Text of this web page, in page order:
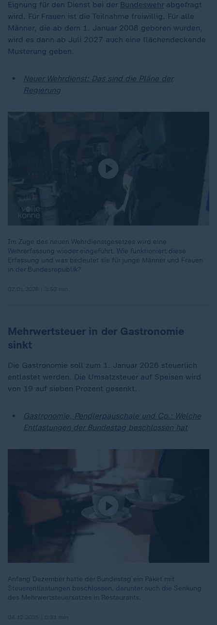
Eignung für den Dienst bei der Bundeswehr abgefragt
wird. Für Frauen ist die Teilnahme freiwillig. Für alle
Männer, die ab dem 1. Januar 2008 geboren wurden,
wird es dann ab Juli 2027 auch eine flächendeckende
Musterung geben.
Neuer Wehrdienst: Das sind die Pläne der
Regierung
Im Zuge des neuen Wehrdienstgesetzes wird eine
Wehrerfassung wieder eingeführt. Wie funktioniert diese
Erfassung und was bedeutet sie für junge Männer und Frauen
in der Bundesrepublik?
Mehrwertsteuer in der Gastronomie
sinkt
Die Gastronomie soll zum 1. Januar 2026 steuerlich
entlastet werden. Die Umsatzsteuer auf Speisen wird
von 19 auf sieben Prozent gesenkt.
Gastronomie, Pendlerpauschale und Co.: Welche
Entlastungen der Bundestag beschlossen hat
Anfang Dezember hatte der Bundestag ein Paket mit
Steuerentlastungen beschlossen, darunter auch die Senkung
des Mehrwertsteuersatzes in Restaurants.